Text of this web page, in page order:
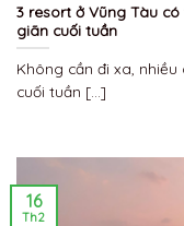
3 resort ở Vũng Tàu
giãn cuối tuần
Không cần đi xa,
cuối tuần [...]
16
Th2